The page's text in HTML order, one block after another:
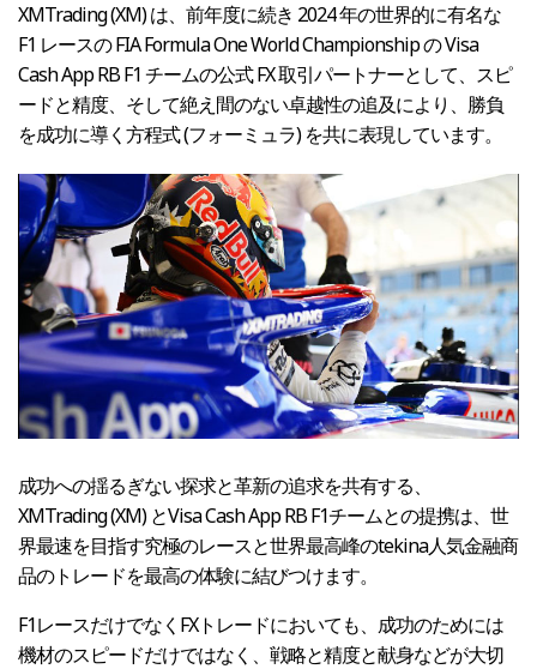
XMTrading (XM) は、前年度に続き 2024 年の世界的に有名な
F1 レースの FIA Formula One World Championship の Visa
Cash App RB F1 チームの公式 FX 取引パートナーとして、スピ
ードと精度、そして絶え間のない卓越性の追及により、勝負
を成功に導く方程式 (フォーミュラ) を共に表現しています。
成功への揺るぎない探求と革新の追求を共有する、
XMTrading (XM) とVisa Cash App RB F1チームとの提携は、世
界最速を目指す究極のレースと世界最高峰のtekina人気金融商
品のトレードを最高の体験に結びつけます。
F1レースだけでなくFXトレードにおいても、成功のためには
機材のスピードだけではなく、戦略と精度と献身などが大切